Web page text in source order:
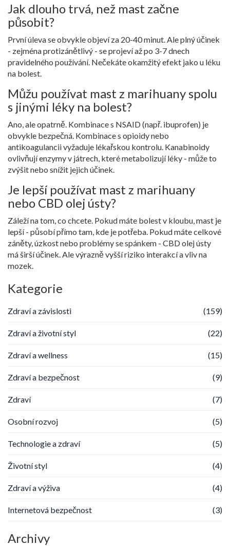
Jak dlouho trvá, než mast začne
působit?
První úleva se obvykle objeví za 20-40 minut. Ale plný účinek
- zejména protizánětlivý - se projeví až po 3-7 dnech
pravidelného používání. Nečekáte okamžitý efekt jako u léku
na bolest.
Můžu používat mast z marihuany spolu
s jinými léky na bolest?
Ano, ale opatrně. Kombinace s NSAID (např. ibuprofen) je
obvykle bezpečná. Kombinace s opioidy nebo
antikoagulancii vyžaduje lékařskou kontrolu. Kanabinoidy
ovlivňují enzymy v játrech, které metabolizují léky - může to
zvýšit nebo snížit jejich účinek.
Je lepší používat mast z marihuany
nebo CBD olej ústy?
Záleží na tom, co chcete. Pokud máte bolest v kloubu, mast je
lepší - působí přímo tam, kde je potřeba. Pokud máte celkové
záněty, úzkost nebo problémy se spánkem - CBD olej ústy
má širší účinek. Ale výrazně vyšší riziko interakcí a vliv na
mozek.
Kategorie
Zdraví a závislosti (159)
Zdraví a životní styl (22)
Zdraví a wellness (15)
Zdraví a bezpečnost (9)
Zdraví (7)
Osobní rozvoj (5)
Technologie a zdraví (5)
Životní styl (4)
Zdraví a výživa (4)
Internetová bezpečnost (3)
Archivy